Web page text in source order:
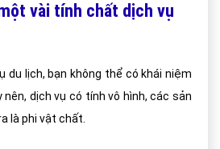
vài tính chất dịch vụ
du lịch, bạn không thể có khái niệm
dịch vụ có tính vô hình, các sản
là phi vật chất.